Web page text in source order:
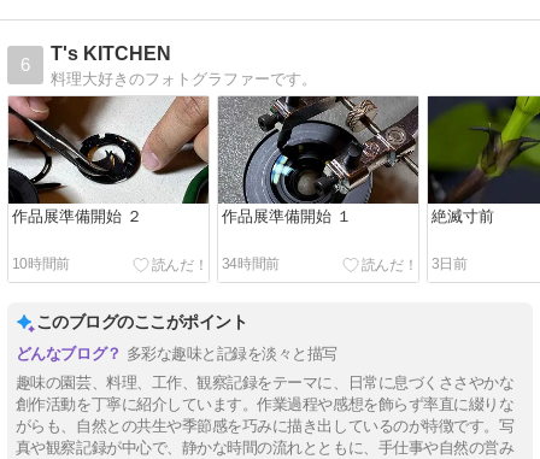
6
T's KITCHEN
料理大好きのフォトグラファーです。
作品展準備開始 ２
10時間前
作品展準備開始 １
34時間前
絶滅寸前
3日前
このブログのここがポイント
多彩な趣味と記録を淡々と描写
趣味の園芸、料理、工作、観察記録をテーマに、日常に息づくささやかな
創作活動を丁寧に紹介しています。作業過程や感想を飾らず率直に綴りな
がらも、自然との共生や季節感を巧みに描き出しているのが特徴です。写
真や観察記録が中心で、静かな時間の流れとともに、手仕事や自然の営み